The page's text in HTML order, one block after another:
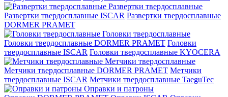
Развертки твердосплавные
Развертки твердосплавные ISCAR Развертки твердосплавные
DORMER PRAMET
Головки твердосплавные
Головки твердосплавные DORMER PRAMET Головки
твердосплавные ISCAR Головки твердосплавные KYOCERA
Метчики твердосплавные
Метчики твердосплавные DORMER PRAMET Метчики
твердосплавные ISCAR Метчики твердосплавные TaeguTec
Оправки и патроны